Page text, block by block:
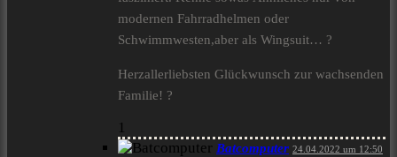
modernen Fahrradhelmen oder
Schwimmwesten,aber als Wingsuit… ?
Herzallerliebsten Glückwunsch zur wachsenden
Familie! ?
1
Batcomputer 24.04.2022 um 12:50